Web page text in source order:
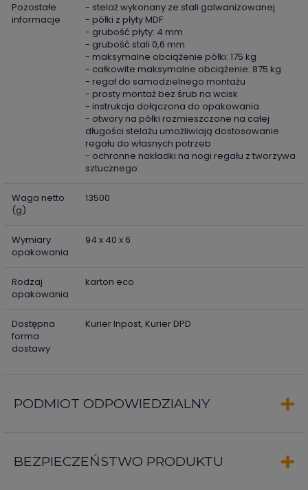
Pozostałe
informacje
- stelaż wykonany ze stali galwanizowanej
- półki z płyty MDF
- grubość płyty: 4 mm
- grubość stali 0,6 mm
- maksymalne obciążenie półki: 175 kg
- całkowite maksymalne obciążenie: 875 kg
- regał do samodzielnego montażu
- prosty montaż bez śrub na wcisk
- instrukcja dołączona do opakowania
- otwory na półki rozmieszczone na całej
długości stelażu umożliwiają dostosowanie
regału do własnych potrzeb
- ochronne nakładki na nogi regału z tworzywa
sztucznego
Waga netto
(g)
13500
Wymiary
opakowania
94 x 40 x 6
Rodzaj
opakowania
karton eco
Dostępna
forma
dostawy
Kurier Inpost, Kurier DPD
PODMIOT ODPOWIEDZIALNY
BEZPIECZEŃSTWO PRODUKTU